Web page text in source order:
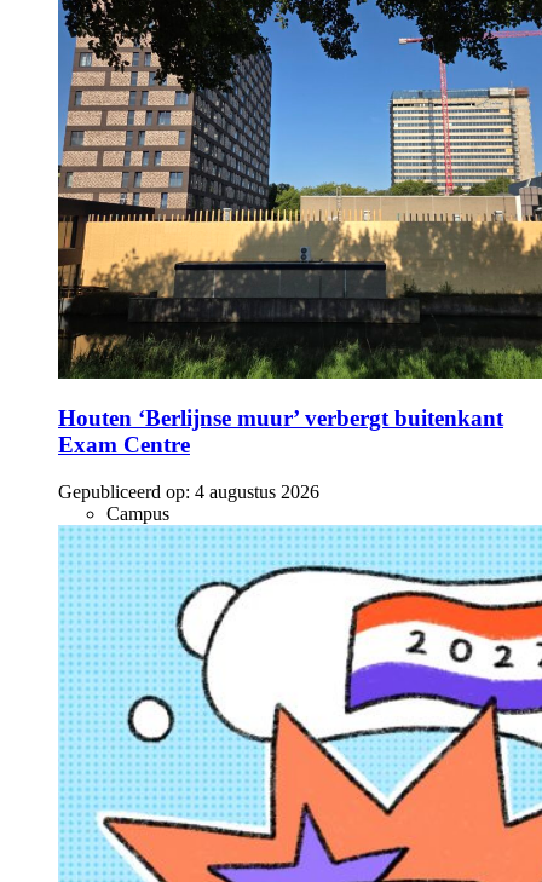
Houten ‘Berlijnse muur’ verbergt buitenkant
Exam Centre
Gepubliceerd op: 4 augustus 2026
Campus